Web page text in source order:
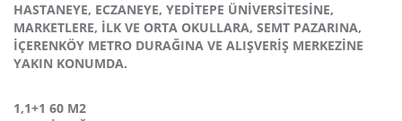
HASTANEYE, ECZANEYE, YEDİTEPE ÜNİVERSİTESİNE,
MARKETLERE, İLK VE ORTA OKULLARA, SEMT PAZARINA,
İÇERENKÖY METRO DURAĞINA VE ALIŞVERİŞ MERKEZİNE
YAKIN KONUMDA.
1,1+1 60 M2